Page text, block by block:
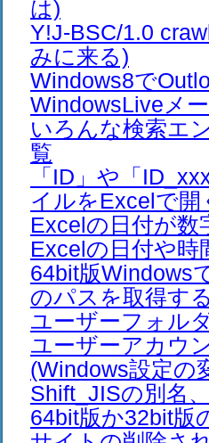
は)
Y!J-BSC/1.0
みに来る)
Windows8で
WindowsLiveメ
いろんな検索エ
覧
「ID」や「
イルをExcelで
Excelの日付が数
Excelの日付や時
64bit版Windows
のパスを取得す
ユーザーフォル
ユーザーアカウ
(Windows設定の
Shift_JISの別名
64bit版か32bit版